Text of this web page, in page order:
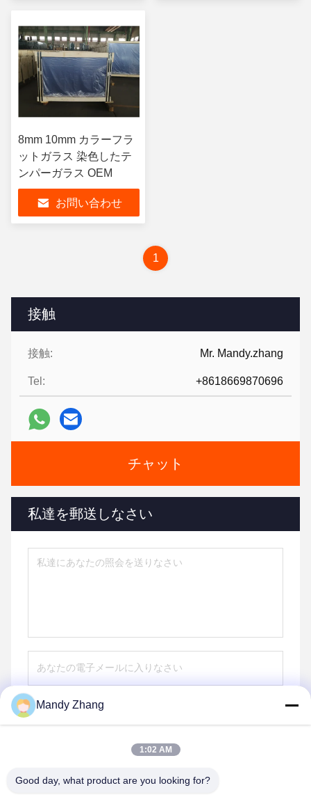
接触
接触: Mr. Mandy.zhang
Tel: +8618669870696
チャット
私達を郵送しなさい
送りなさい
8mm 10mm カラーフラ
ットガラス 染色したテ
ンパーガラス OEM
お問い合わせ
1
Mandy Zhang
1:02 AM
Good day, what product are you looking for?